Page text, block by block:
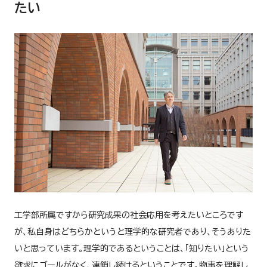
たい
工学部所属ですから研究成果の社会応用を考えたいところです
が、私自身はどちらかというと理学的な研究者であり、そうありた
いと思っています。理学的であるということは、「知りたい」という
欲求にゴールがなく、連鎖し続けるということです。物事を理解し